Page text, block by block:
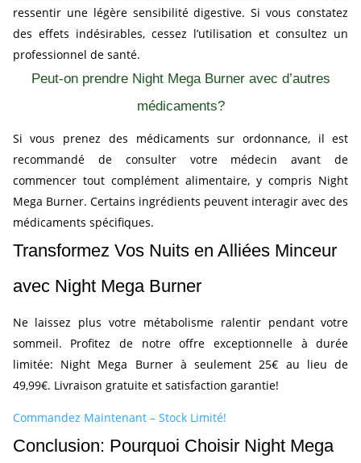
ressentir une légère sensibilité digestive. Si vous constatez
des effets indésirables, cessez l’utilisation et consultez un
professionnel de santé.
Peut-on prendre Night Mega Burner avec d’autres
médicaments?
Si vous prenez des médicaments sur ordonnance, il est
recommandé de consulter votre médecin avant de
commencer tout complément alimentaire, y compris Night
Mega Burner. Certains ingrédients peuvent interagir avec des
médicaments spécifiques.
Transformez Vos Nuits en Alliées Minceur
avec Night Mega Burner
Ne laissez plus votre métabolisme ralentir pendant votre
sommeil. Profitez de notre offre exceptionnelle à durée
limitée: Night Mega Burner à seulement 25€ au lieu de
49,99€. Livraison gratuite et satisfaction garantie!
Commandez Maintenant – Stock Limité!
Conclusion: Pourquoi Choisir Night Mega